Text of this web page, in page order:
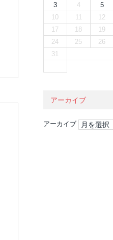
3
4 5
10
11 12
17
18 19
24
25 26
31
アーカイブ
アーカイブ